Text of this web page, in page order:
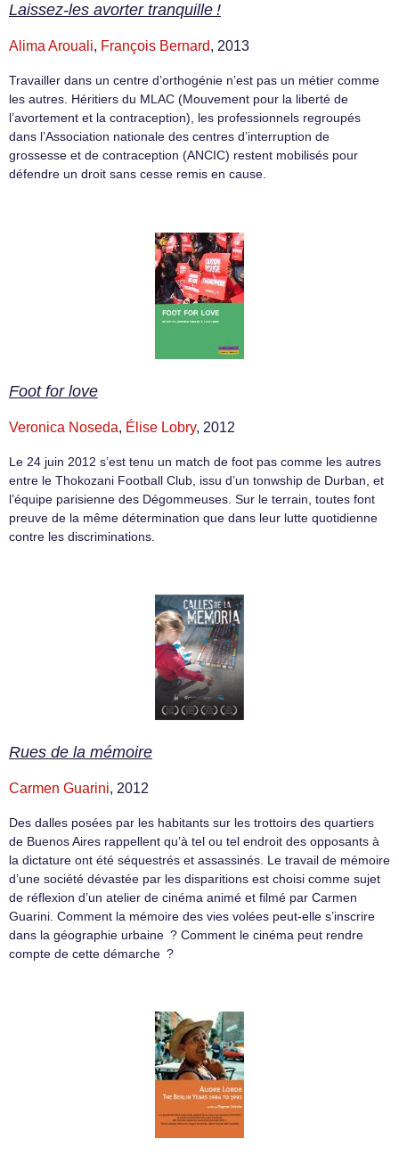
Laissez-les avorter tranquille !
Alima Arouali, François Bernard, 2013
Travailler dans un centre d’orthogénie n’est pas un métier comme
les autres. Héritiers du MLAC (Mouvement pour la liberté de
l’avortement et la contraception), les professionnels regroupés
dans l’Association nationale des centres d’interruption de
grossesse et de contraception (ANCIC) restent mobilisés pour
défendre un droit sans cesse remis en cause.
Foot for love
Veronica Noseda, Élise Lobry, 2012
Le 24 juin 2012 s’est tenu un match de foot pas comme les autres
entre le Thokozani Football Club, issu d’un tonwship de Durban, et
l’équipe parisienne des Dégommeuses. Sur le terrain, toutes font
preuve de la même détermination que dans leur lutte quotidienne
contre les discriminations.
Rues de la mémoire
Carmen Guarini, 2012
Des dalles posées par les habitants sur les trottoirs des quartiers
de Buenos Aires rappellent qu’à tel ou tel endroit des opposants à
la dictature ont été séquestrés et assassinés. Le travail de mémoire
d’une société dévastée par les disparitions est choisi comme sujet
de réflexion d’un atelier de cinéma animé et filmé par Carmen
Guarini. Comment la mémoire des vies volées peut-elle s’inscrire
dans la géographie urbaine ? Comment le cinéma peut rendre
compte de cette démarche ?